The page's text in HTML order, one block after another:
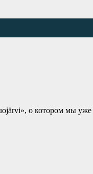
о котором мы